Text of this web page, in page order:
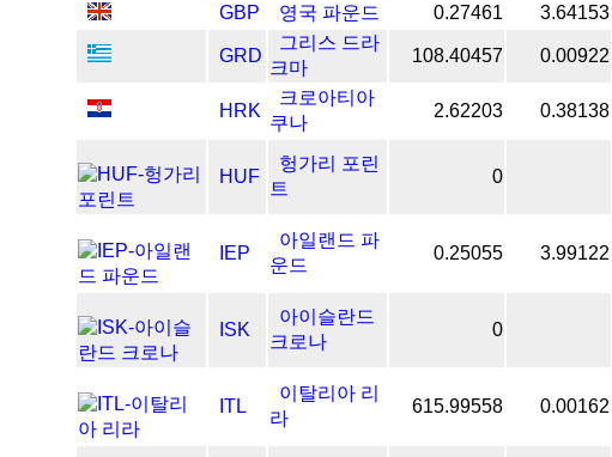
GBP 영국 파운드 0.27461 3.64153
GRD
그리스 드라
크마
108.40457 0.00922
HRK
크로아티아
쿠나
2.62203 0.38138
HUF
헝가리 포린
트
0
IEP
아일랜드 파
운드
0.25055 3.99122
ISK
아이슬란드
크로나
0
ITL
이탈리아 리
라
615.99558 0.00162